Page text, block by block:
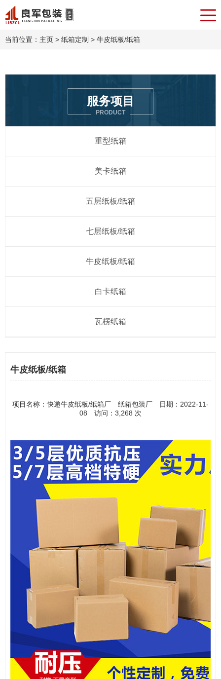
当前位置： 主页 > 纸箱定制 > 牛皮纸板/纸箱
服务项目
PRODUCT
重型纸箱
美卡纸箱
五层纸板/纸箱
七层纸板/纸箱
牛皮纸板/纸箱
白卡纸箱
瓦楞纸箱
牛皮纸板/纸箱
项目名称：快递牛皮纸板/纸箱厂 纸箱包装厂 日期：2022-11-
08 访问：3,268 次